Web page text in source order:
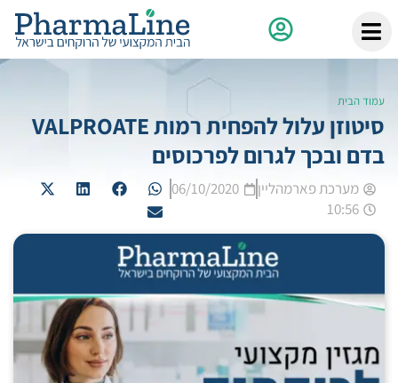
עמוד הבית
סיטוזן עלול להפחית רמות VALPROATE
בדם ובכך לגרום לפרכוסים
מערכת פארמהליין
06/10/2020
10:56